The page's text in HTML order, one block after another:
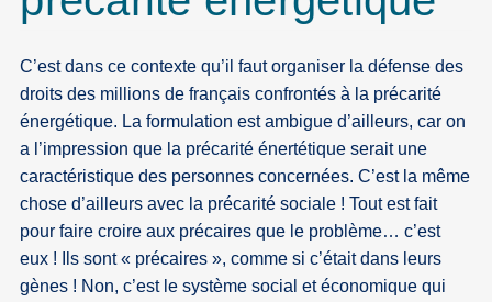
C’est dans ce contexte qu’il faut organiser la défense des
droits des millions de français confrontés à la précarité
énergétique. La formulation est ambigue d’ailleurs, car on
a l’impression que la précarité énertétique serait une
caractéristique des personnes concernées. C’est la même
chose d’ailleurs avec la précarité sociale ! Tout est fait
pour faire croire aux précaires que le problème… c’est
eux ! Ils sont « précaires », comme si c’était dans leurs
gènes ! Non, c’est le système social et économique qui